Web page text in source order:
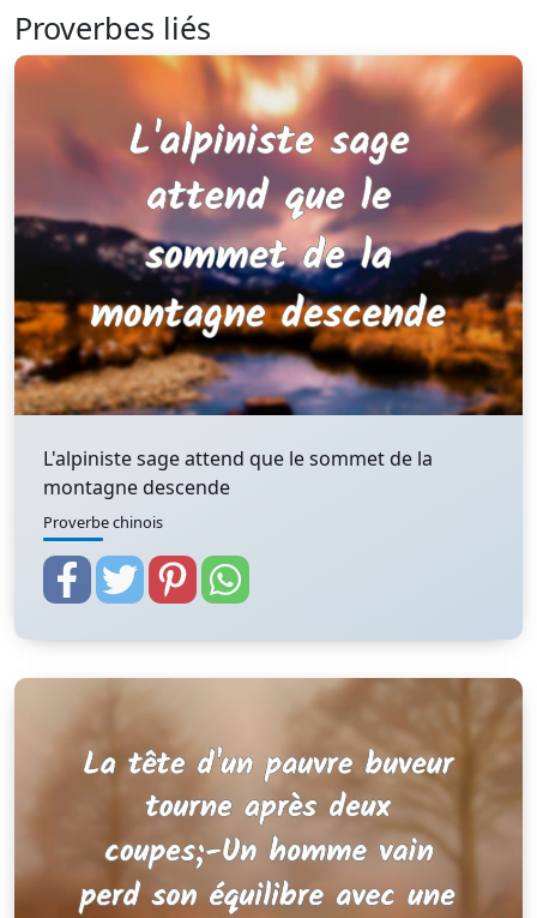
Proverbes liés
L'alpiniste sage attend que le sommet de la
montagne descende
Proverbe chinois